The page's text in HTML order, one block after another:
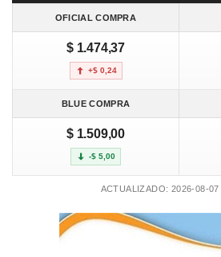
OFICIAL COMPRA
$ 1.474,37
+$ 0,24
BLUE COMPRA
$ 1.509,00
-$ 5,00
ACTUALIZADO: 2026-08-